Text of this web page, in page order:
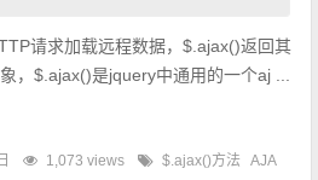
请求加载远程数据，$.ajax()返回其
，$.ajax()是jquery中通用的一个aj ...
1,073 views $.ajax()方法
AJA